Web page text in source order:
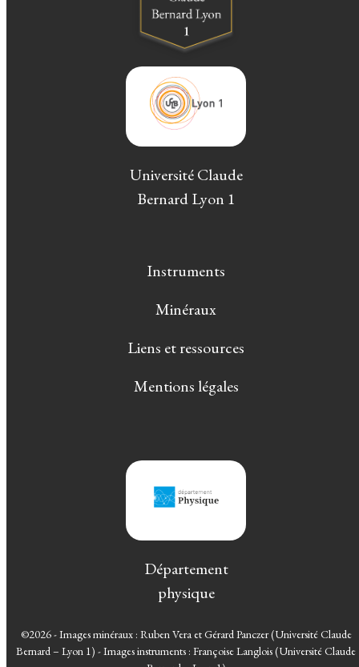
Université Claude
Bernard Lyon 1
Instruments
Minéraux
Liens et ressources
Mentions légales
Département
physique
©2026 - Images minéraux : Ruben Vera et Gérard Panczer (Université Claude
Bernard – Lyon 1) - Images instruments : Françoise Langlois (Université Claude